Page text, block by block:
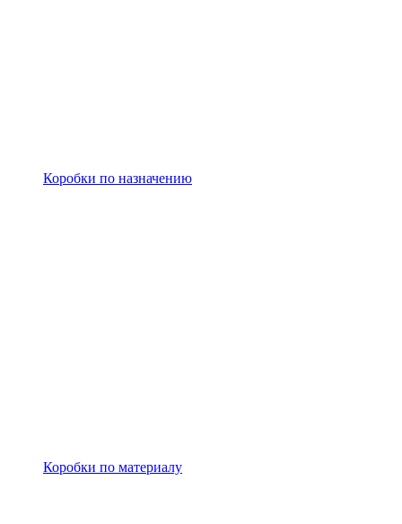
Коробки по назначению
Коробки по материалу